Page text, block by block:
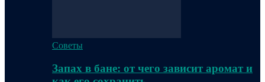
Советы
Запах в бане: от чего зависит аромат и